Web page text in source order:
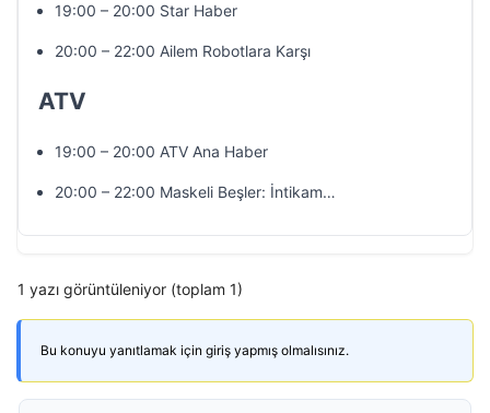
19:00 – 20:00 Star Haber
20:00 – 22:00 Ailem Robotlara Karşı
ATV
19:00 – 20:00 ATV Ana Haber
20:00 – 22:00 Maskeli Beşler: İntikam…
1 yazı görüntüleniyor (toplam 1)
Bu konuyu yanıtlamak için giriş yapmış olmalısınız.